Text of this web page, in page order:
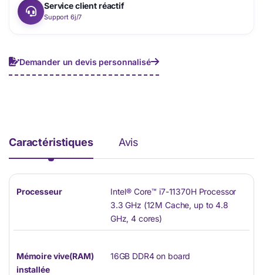
Service client réactif
Support 6j/7
Demander un devis personnalisé
Caractéristiques Avis
Processeur
Intel® Core™ i7-11370H Processor
3.3 GHz (12M Cache, up to 4.8
GHz, 4 cores)
Mémoire vive(RAM)
installée
16GB DDR4 on board